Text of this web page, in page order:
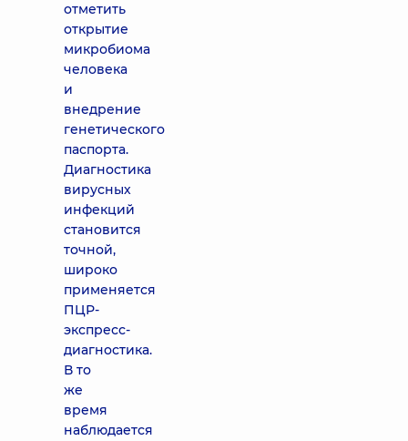
отметить
открытие
микробиома
человека
и
внедрение
генетического
паспорта.
Диагностика
вирусных
инфекций
становится
точной,
широко
применяется
ПЦР-
экспресс-
диагностика.
В то
же
время
наблюдается